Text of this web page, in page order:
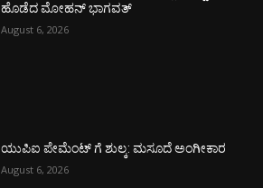
ಹೊಡೆದ ಮೋಹನ್ ಭಾಗವತ್
August 6, 2026
ಯುಪಿಐ ಪೇಮೆಂಟ್ ಗೆ ಶುಲ್ಕ: ಮಸೂದೆ ಅಂಗೀಕಾರ
August 6, 2026